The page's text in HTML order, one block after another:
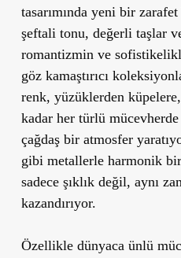
tasarımında yeni bir
şeftali tonu, değerli taşlar
romantizmin ve
göz kamaştırıcı
renk, yüzüklerden
kadar her türlü
çağdaş bir atmosfer
gibi metallerle harmonik
sadece şıklık değil, aynı
kazandırıyor.
Özellikle dünyaca ünlü